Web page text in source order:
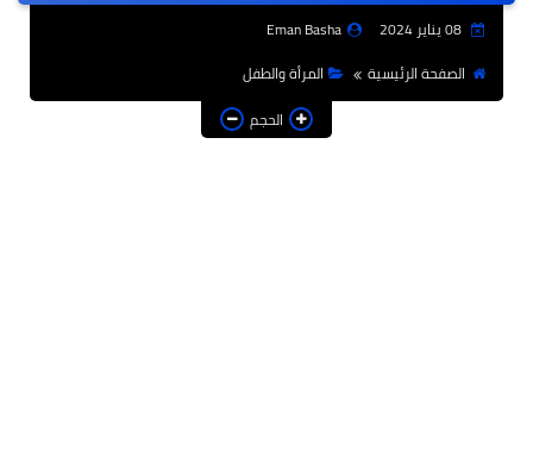
فن
التعليم
08 يناير 2024
Eman Basha
الصفحة الرئيسية
المرأة والطفل
الحجم